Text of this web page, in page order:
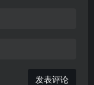
发表评论